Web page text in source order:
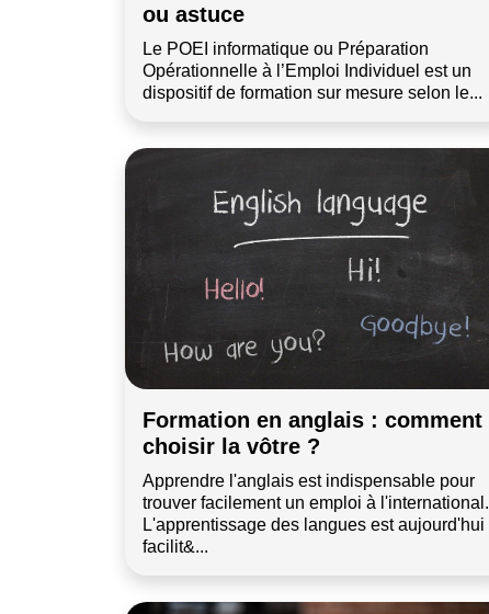
ou astuce
Le POEI informatique ou Préparation
Opérationnelle à l’Emploi Individuel est un
dispositif de formation sur mesure selon le...
Formation en anglais : comment
choisir la vôtre ?
Apprendre l'anglais est indispensable pour
trouver facilement un emploi à l'international.
L'apprentissage des langues est aujourd'hui
facilit&...